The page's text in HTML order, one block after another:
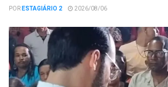
PORESTAGIÁRIO 2 2026/08/06